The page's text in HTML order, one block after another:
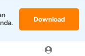
Download